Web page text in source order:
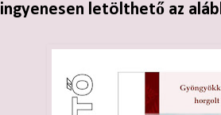
ingyenesen letölthető az